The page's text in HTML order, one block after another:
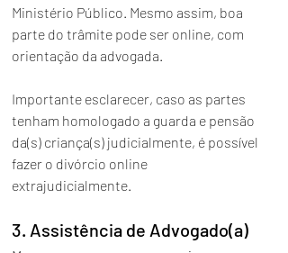
Ministério Público. Mesmo assim, boa
parte do trâmite pode ser online, com
orientação da advogada.
Importante esclarecer, caso as partes
tenham homologado a guarda e pensão
da(s) criança(s) judicialmente, é possível
fazer o divórcio online
extrajudicialmente.
3. Assistência de Advogado(a)